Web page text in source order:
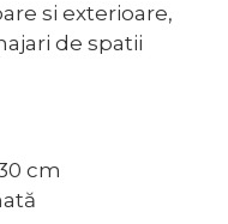
si exterioare,
de spatii
cm